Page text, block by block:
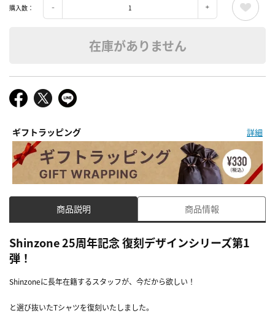
購入数：
在庫がありません
ギフトラッピング 詳細
商品説明 商品情報
Shinzone 25周年記念 復刻デザインシリーズ第1
弾！
Shinzoneに長年在籍するスタッフが、今だから欲しい！
と選び抜いたTシャツを復刻いたしました。